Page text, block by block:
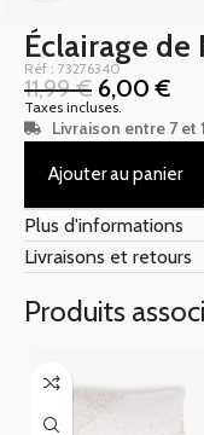
Éclairage de
Réf : 73276340
11,99€ 6,00€
Taxes incluses.
Livraison entre 7 et
Ajouter au panier
Plus d'informations
Livraisons et retours
Produits